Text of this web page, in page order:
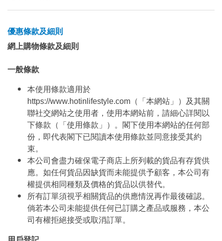
優惠條款及細則
網上購物條款及細則
一般條款
本使用條款適用於
https://www.hotinlifestyle.com（「本網站」）及其關
聯社交網站之使用者，使用本網站前，請細心詳閱以
下條款（「使用條款」）。閣下使用本網站的任何部
份，即代表閣下已閱讀本使用條款並同意接受其約
束。
本公司會盡力確保電子商店上所列載的貨品有存貨供
應。如任何貨品因缺貨而未能提供予顧客，本公司有
權提供相同種類及價格的貨品以供替代。
所有訂單須視乎相關貨品的供應情況再作最後確認。
倘若本公司未能提供任何已訂購之產品或服務，本公
司有權拒絕接受或取消訂單。